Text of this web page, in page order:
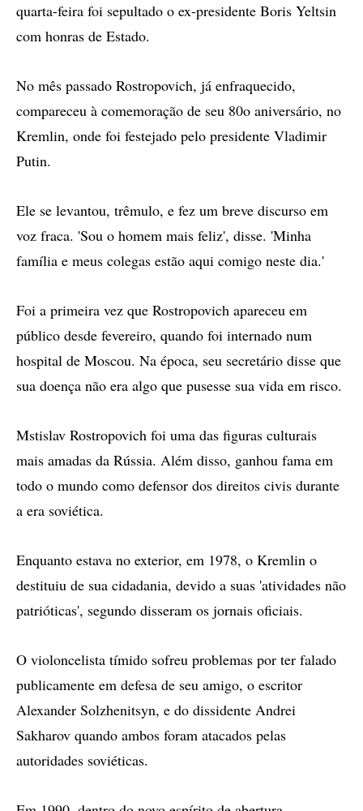
quarta-feira foi sepultado o ex-presidente Boris Yeltsin
com honras de Estado.
No mês passado Rostropovich, já enfraquecido,
compareceu à comemoração de seu 80o aniversário, no
Kremlin, onde foi festejado pelo presidente Vladimir
Putin.
Ele se levantou, trêmulo, e fez um breve discurso em
voz fraca. 'Sou o homem mais feliz', disse. 'Minha
família e meus colegas estão aqui comigo neste dia.'
Foi a primeira vez que Rostropovich apareceu em
público desde fevereiro, quando foi internado num
hospital de Moscou. Na época, seu secretário disse que
sua doença não era algo que pusesse sua vida em risco.
Mstislav Rostropovich foi uma das figuras culturais
mais amadas da Rússia. Além disso, ganhou fama em
todo o mundo como defensor dos direitos civis durante
a era soviética.
Enquanto estava no exterior, em 1978, o Kremlin o
destituiu de sua cidadania, devido a suas 'atividades não
patrióticas', segundo disseram os jornais oficiais.
O violoncelista tímido sofreu problemas por ter falado
publicamente em defesa de seu amigo, o escritor
Alexander Solzhenitsyn, e do dissidente Andrei
Sakharov quando ambos foram atacados pelas
autoridades soviéticas.